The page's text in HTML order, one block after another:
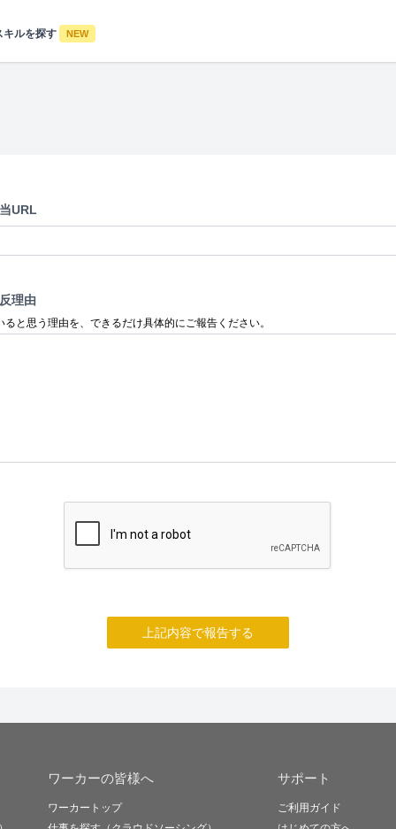
キルを探す NEW
URL
理由
ると思う理由を、できるだけ具体的にご報告ください。
上記内容で報告する
ワーカーの皆様へ
ワーカートップ
サポート
ご利用ガイド